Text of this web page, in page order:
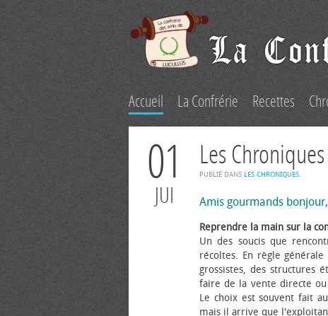
Accueil La Confrérie Recettes
01
JUI
Les
PUBLIÉ DANS LES CHRONIQUES.
Amis gourmands bonjour,
Reprendre la main sur la
Un des soucis que
récoltes. En règle
grossistes, des structures
faire de la vente directe
Le choix est souvent fait
mais il arrive que